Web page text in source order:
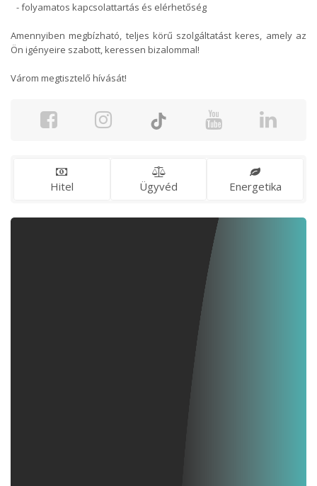
- folyamatos kapcsolattartás és elérhetőség
Amennyiben megbízható, teljes körű szolgáltatást keres, amely az
Ön igényeire szabott, keressen bizalommal!
Várom megtisztelő hívását!
Hitel Ügyvéd Energetika